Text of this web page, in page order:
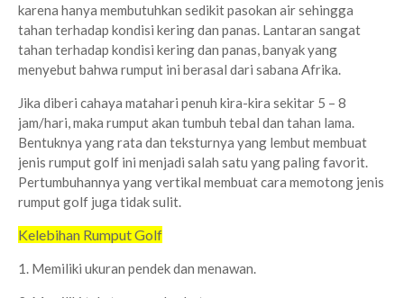
karena hanya membutuhkan sedikit pasokan air sehingga
tahan terhadap kondisi kering dan panas. Lantaran sangat
tahan terhadap kondisi kering dan panas, banyak yang
menyebut bahwa rumput ini berasal dari sabana Afrika.
Jika diberi cahaya matahari penuh kira-kira sekitar 5 – 8
jam/hari, maka rumput akan tumbuh tebal dan tahan lama.
Bentuknya yang rata dan teksturnya yang lembut membuat
jenis rumput golf ini menjadi salah satu yang paling favorit.
Pertumbuhannya yang vertikal membuat cara memotong jenis
rumput golf juga tidak sulit.
Kelebihan Rumput Golf
1. Memiliki ukuran pendek dan menawan.